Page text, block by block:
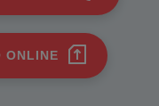
ONLINE